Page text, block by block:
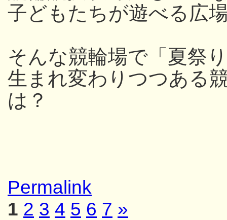
子どもたちが遊べる広
そんな競輪場で「夏祭
生まれ変わりつつある
は？
Permalink
1 2 3 4 5 6 7 »